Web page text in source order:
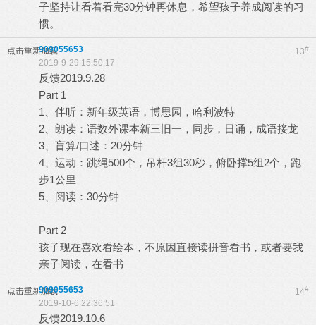
子坚持让看着看完30分钟再休息，希望孩子养成阅读的习
惯。
点击重新加载 13#
909055653
2019-9-29 15:50:17
反馈2019.9.28
Part 1
1、伴听：新年级英语，博思园，哈利波特
2、朗读：语数外课本新三旧一，同步，日诵，成语接龙
3、盲算/口述：20分钟
4、运动：跳绳500个，吊杆3组30秒，俯卧撑5组2个，跑
步1公里
5、阅读：30分钟
Part 2
孩子现在喜欢看绘本，不原因直接读拼音看书，或者要我
亲子阅读，在看书
点击重新加载 14#
909055653
2019-10-6 22:36:51
反馈2019.10.6